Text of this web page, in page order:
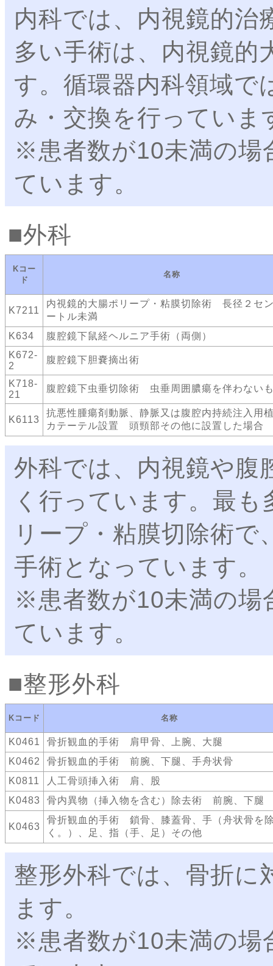
内科では、内視鏡的治
多い手術は、内視鏡的
す。循環器内科領域で
み・交換を行っていま
※患者数が10未満の場
ています。
外科
Kコー
ド
名称
K7211
内視鏡的大腸ポリープ・粘膜切除術 長径２セ
ートル未満
K634
腹腔鏡下鼠経ヘルニア手術（両側）
K672-
2
腹腔鏡下胆嚢摘出術
K718-
21
腹腔鏡下虫垂切除術 虫垂周囲膿瘍を伴わない
K6113
抗悪性腫瘍剤動脈、静脈又は腹腔内持続注入用
カテーテル設置 頭頸部その他に設置した場合
外科では、内視鏡や腹
く行っています。最
リープ・粘膜切除術
手術となっています。
※患者数が10未満の場
ています。
整形外科
Kコード 名称
K0461
骨折観血的手術 肩甲骨、上腕、大腿
K0462
骨折観血的手術 前腕、下腿、手舟状骨
K0811
人工骨頭挿入術 肩、股
K0483
骨内異物（挿入物を含む）除去術 前腕、下腿
K0463
骨折観血的手術 鎖骨、膝蓋骨、手（舟状骨を
く。）、足、指（手、足）その他
整形外科では、骨折に
ます。
※患者数が10未満の場